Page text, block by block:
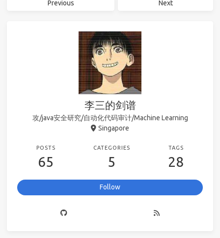
Previous Next
李三的剑谱
攻/java安全研究/自动化代码审计/Machine Learning
Singapore
POSTS
65
CATEGORIES
5
TAGS
28
Follow